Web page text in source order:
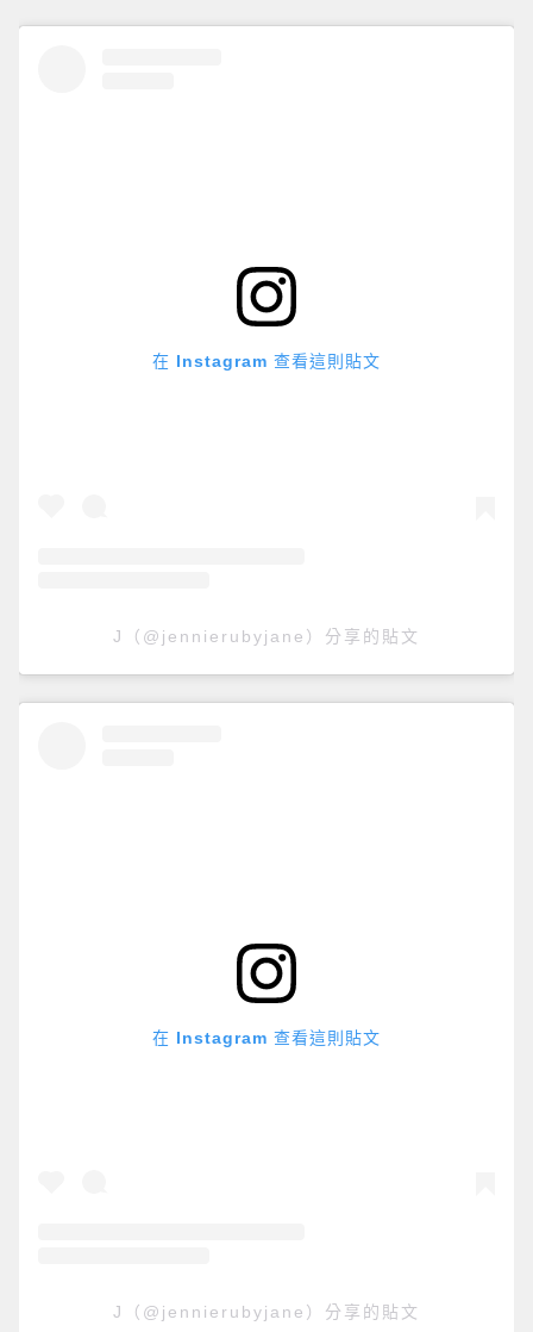
在 Instagram 查看這則貼文
J（@jennierubyjane）分享的貼文
在 Instagram 查看這則貼文
J（@jennierubyjane）分享的貼文